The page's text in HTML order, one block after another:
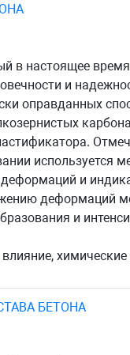
в настоящее
и
оправданных
используется
и
деформаций
и
БЕТОНА